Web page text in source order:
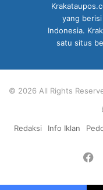
yang
Indonesia.
satu situs
© 2026 All Rights
Redaksi
Info Iklan